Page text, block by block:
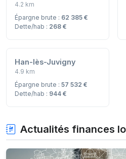
4.2 km
Épargne brute : 62 385 €
Dette/hab : 268 €
Han-lès-Juvigny
4.9 km
Épargne brute : 57 532 €
Dette/hab : 944 €
Actualités finances